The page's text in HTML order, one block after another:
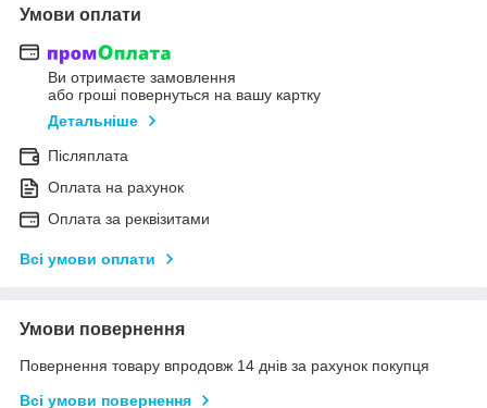
Умови оплати
Ви отримаєте замовлення
або гроші повернуться на вашу картку
Детальніше
Післяплата
Оплата на рахунок
Оплата за реквізитами
Всі умови оплати
Умови повернення
Повернення товару впродовж 14 днів за рахунок покупця
Всі умови повернення